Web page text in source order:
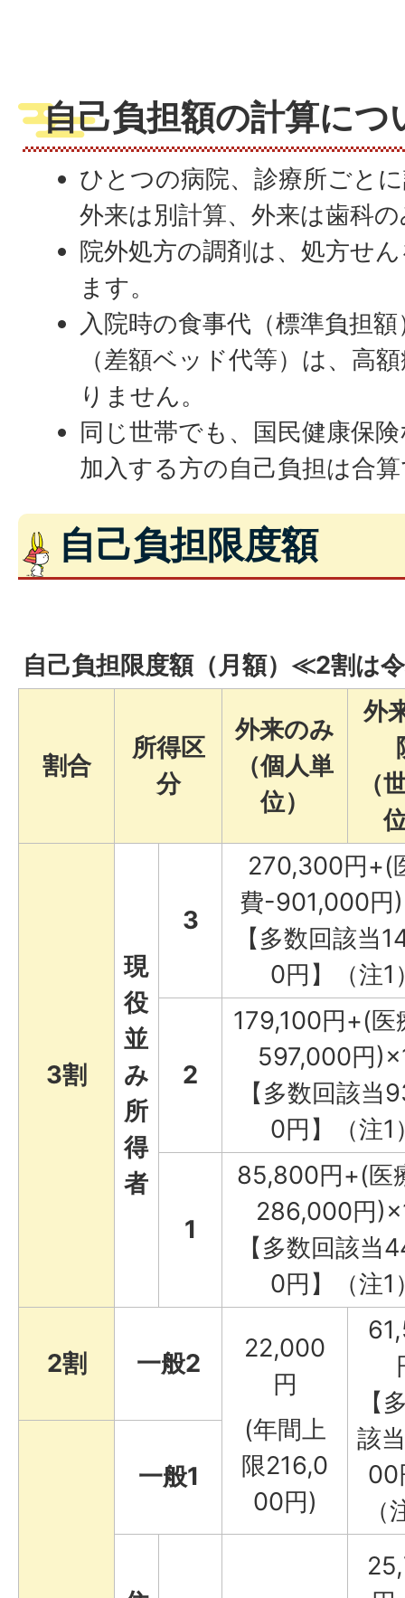
自己負担額の計算につ
ひとつの病院、診療所ごと
外来は別計算、外来は歯科
院外処方の調剤は、処方せ
ます。
入院時の食事代（標準負担
（差額ベッド代等）は、高
りません。
同じ世帯でも、国民健康保
加入する方の自己負担は合
自己負担限度額
自己負担限度額（月額）≪2割は
割合
所得区
分
外来のみ
（個人単
位）
外
（
3割
現
役
並
み
所
得
者
3
270,300円+(
費-901,000円
【多数回該当
0円】（注1
2
179,100円+(医
597,000円
【多数回該当
0円】（注1
1
85,800円+(医
286,000円
【多数回該当
0円】（注1
2割 一般2
22,000
円
(年間上
限216,0
00円)
【
該
00
一般1